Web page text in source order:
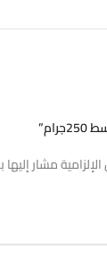
مشار إليها